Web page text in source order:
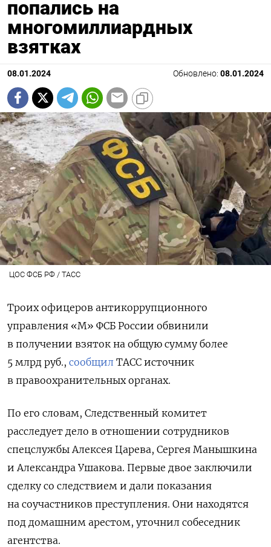
попались на
многомиллиардных
взятках
08.01.2024 Обновлено: 08.01.2024
ЦОС ФСБ РФ / ТАСС
Троих офицеров антикоррупционного
управления «М» ФСБ России обвинили
в получении взяток на общую сумму более
5 млрд руб., сообщил ТАСС источник
в правоохранительных органах.
По его словам, Следственный комитет
расследует дело в отношении сотрудников
спецслужбы Алексея Царева, Сергея Манышкина
и Александра Ушакова. Первые двое заключили
сделку со следствием и дали показания
на соучастников преступления. Они находятся
под домашним арестом, уточнил собеседник
агентства.